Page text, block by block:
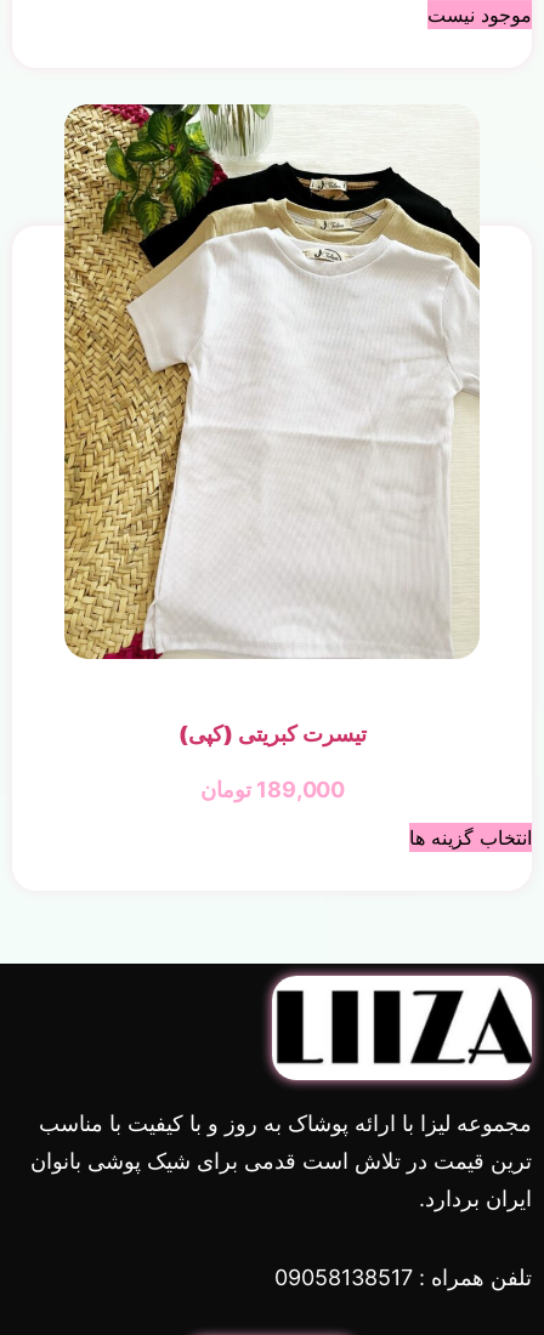
موجود نیست
تیسرت کبریتی (کپی)
189,000 تومان
انتخاب گزینه ها
مجموعه لیزا با ارائه پوشاک به روز و با کیفیت با مناسب
ترین قیمت در تلاش است قدمی برای شیک پوشی بانوان
ایران بردارد.
تلفن همراه : 09058138517